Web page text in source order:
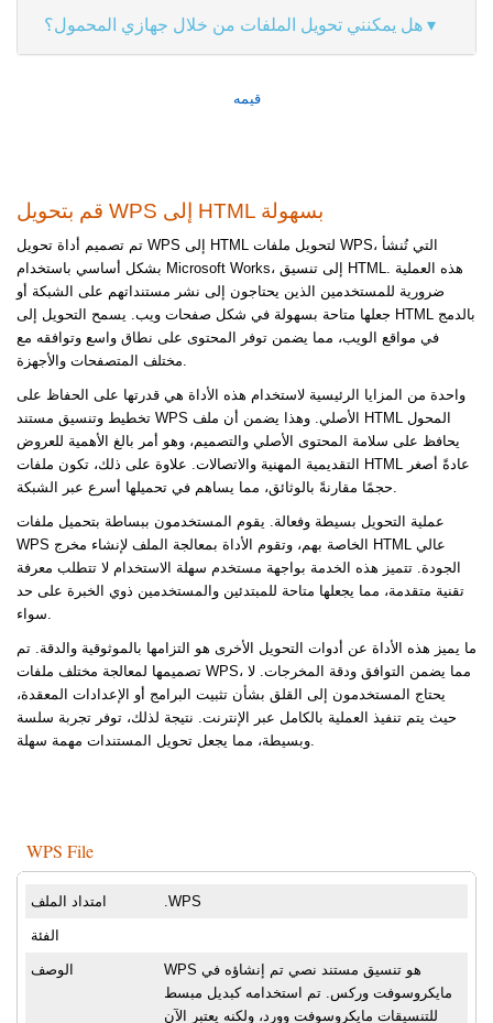
هل يمكنني تحويل الملفات من خلال جهازي المحمول؟
قيمه
قم بتحويل WPS إلى HTML بسهولة
تم تصميم أداة تحويل WPS إلى HTML لتحويل ملفات WPS، التي تُنشأ
بشكل أساسي باستخدام Microsoft Works، إلى تنسيق HTML. هذه العملية
ضرورية للمستخدمين الذين يحتاجون إلى نشر مستنداتهم على الشبكة أو
جعلها متاحة بسهولة في شكل صفحات ويب. يسمح التحويل إلى HTML بالدمج
في مواقع الويب، مما يضمن توفر المحتوى على نطاق واسع وتوافقه مع
مختلف المتصفحات والأجهزة.
واحدة من المزايا الرئيسية لاستخدام هذه الأداة هي قدرتها على الحفاظ على
تخطيط وتنسيق مستند WPS الأصلي. وهذا يضمن أن ملف HTML المحول
يحافظ على سلامة المحتوى الأصلي والتصميم، وهو أمر بالغ الأهمية للعروض
التقديمية المهنية والاتصالات. علاوة على ذلك، تكون ملفات HTML عادةً أصغر
حجمًا مقارنةً بالوثائق، مما يساهم في تحميلها أسرع عبر الشبكة.
عملية التحويل بسيطة وفعالة. يقوم المستخدمون ببساطة بتحميل ملفات
WPS الخاصة بهم، وتقوم الأداة بمعالجة الملف لإنشاء مخرج HTML عالي
الجودة. تتميز هذه الخدمة بواجهة مستخدم سهلة الاستخدام لا تتطلب معرفة
تقنية متقدمة، مما يجعلها متاحة للمبتدئين والمستخدمين ذوي الخبرة على حد
سواء.
ما يميز هذه الأداة عن أدوات التحويل الأخرى هو التزامها بالموثوقية والدقة. تم
تصميمها لمعالجة مختلف ملفات WPS، مما يضمن التوافق ودقة المخرجات. لا
يحتاج المستخدمون إلى القلق بشأن تثبيت البرامج أو الإعدادات المعقدة،
حيث يتم تنفيذ العملية بالكامل عبر الإنترنت. نتيجة لذلك، توفر تجربة سلسة
وبسيطة، مما يجعل تحويل المستندات مهمة سهلة.
WPS File
امتداد الملف .WPS
الفئة
الوصف
WPS هو تنسيق مستند نصي تم إنشاؤه في
مايكروسوفت وركس. تم استخدامه كبديل مبسط
للتنسيقات مايكروسوفت وورد، ولكنه يعتبر الآن